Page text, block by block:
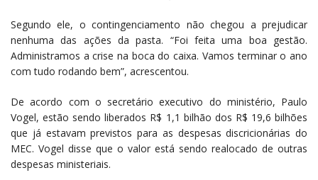
Segundo ele, o contingenciamento não chegou a prejudicar
nenhuma das ações da pasta. “Foi feita uma boa gestão.
Administramos a crise na boca do caixa. Vamos terminar o ano
com tudo rodando bem”, acrescentou.
De acordo com o secretário executivo do ministério, Paulo
Vogel, estão sendo liberados R$ 1,1 bilhão dos R$ 19,6 bilhões
que já estavam previstos para as despesas discricionárias do
MEC. Vogel disse que o valor está sendo realocado de outras
despesas ministeriais.